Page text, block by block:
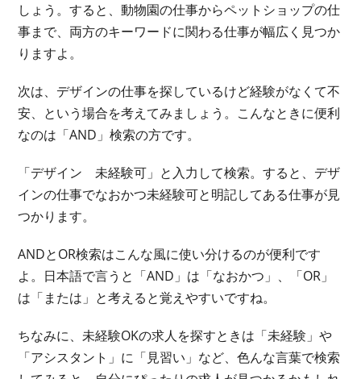
しょう。すると、動物園の仕事からペットショップの仕
事まで、両方のキーワードに関わる仕事が幅広く見つか
りますよ。
次は、デザインの仕事を探しているけど経験がなくて不
安、という場合を考えてみましょう。こんなときに便利
なのは「AND」検索の方です。
「デザイン 未経験可」と入力して検索。すると、デザ
インの仕事でなおかつ未経験可と明記してある仕事が見
つかります。
ANDとOR検索はこんな風に使い分けるのが便利です
よ。日本語で言うと「AND」は「なおかつ」、「OR」
は「または」と考えると覚えやすいですね。
ちなみに、未経験OKの求人を探すときは「未経験」や
「アシスタント」に「見習い」など、色んな言葉で検索